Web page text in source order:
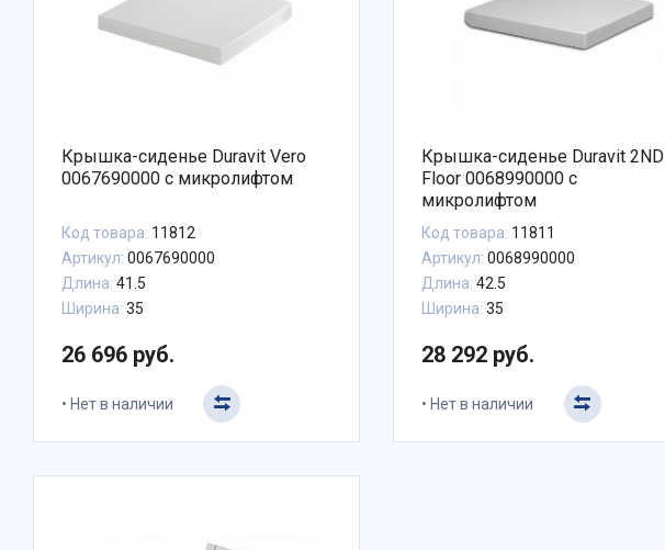
Крышка-сиденье Duravit Vero
0067690000 с микролифтом
Код товара: 11812
Артикул: 0067690000
Длина: 41.5
Ширина: 35
26 696 руб.
Нет в наличии
Крышка-сиденье Duravit 2ND
Floor 0068990000 с
микролифтом
Код товара: 11811
Артикул: 0068990000
Длина: 42.5
Ширина: 35
28 292 руб.
Нет в наличии